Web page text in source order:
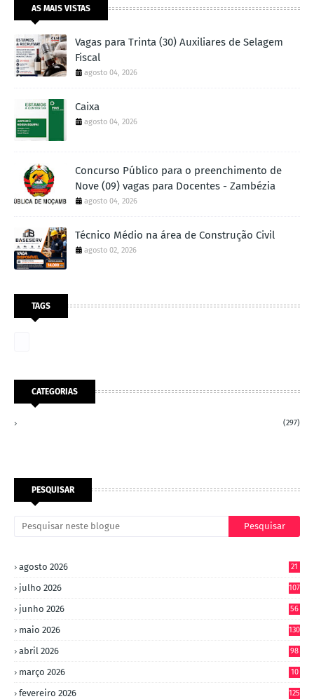
AS MAIS VISTAS
Vagas para Trinta (30) Auxiliares de Selagem
Fiscal
agosto 04, 2026
Caixa
agosto 04, 2026
Concurso Público para o preenchimento de
Nove (09) vagas para Docentes - Zambézia
agosto 04, 2026
Técnico Médio na área de Construção Civil
agosto 02, 2026
TAGS
CATEGORIAS
(297)
PESQUISAR
agosto 2026 21
julho 2026 107
junho 2026 56
maio 2026 130
abril 2026 98
março 2026
10
fevereiro 2026 125